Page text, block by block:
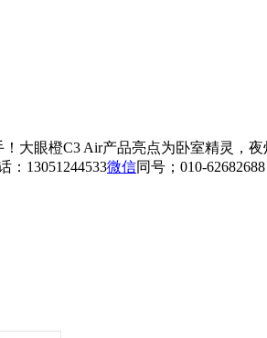
大眼橙C3 Air产品亮点为卧室精灵，
：13051244533微信同号；010-62682688